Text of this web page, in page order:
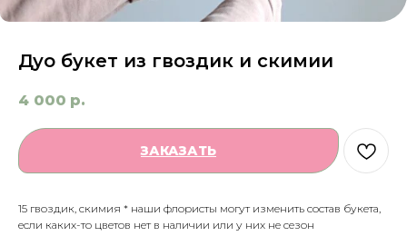
Дуо букет из гвоздик и скимии
4 000 р.
ЗАКАЗАТЬ
15 гвоздик, скимия * наши флористы могут изменить состав букета,
если каких-то цветов нет в наличии или у них не сезон